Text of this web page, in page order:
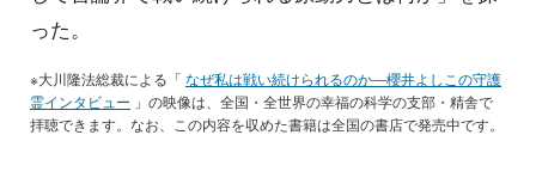
った。
※大川隆法総裁による「 なぜ私は戦い続けられるのか―櫻井よしこの守護
霊インタビュー 」の映像は、全国・全世界の幸福の科学の支部・精舎で
拝聴できます。なお、この内容を収めた書籍は全国の書店で発売中です。